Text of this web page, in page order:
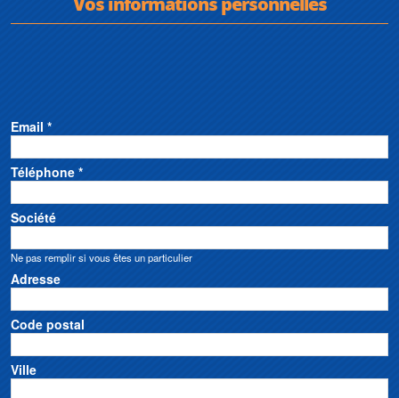
Email *
Téléphone *
Société
Ne pas remplir si vous êtes un particulier
Adresse
Code postal
Ville